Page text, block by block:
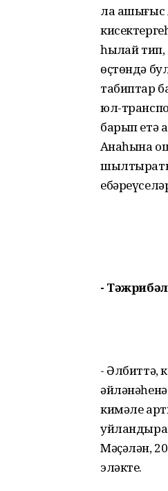
ла ашығыс
һыҙлай
өҫтөндә
табиптар
юл-
барып етә
Аҙнаһына
-
- Әлбиттә,
кимәле
уйландыра.
Мәҫәлән,
эләкте.